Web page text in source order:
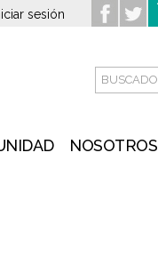
sesión
NOSOTROS